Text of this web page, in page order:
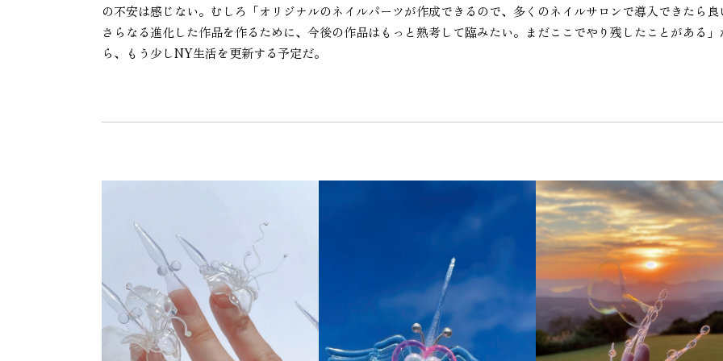
の不安は感じない。むしろ「オリジナルのネイルパーツが作成できるので、多くのネイルサロンで導入できたら良
さらなる進化した作品を作るために、今後の作品はもっと熟考して臨みたい。まだここでやり残したことがある」
ら、もう少しNY生活を更新する予定だ。